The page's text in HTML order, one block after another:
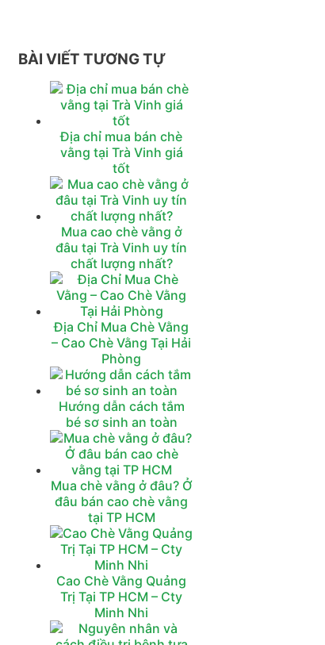
BÀI VIẾT TƯƠNG TỰ
Địa chỉ mua bán chè
vằng tại Trà Vinh giá
tốt
Mua cao chè vằng ở
đâu tại Trà Vinh uy tín
chất lượng nhất?
Địa Chỉ Mua Chè Vằng
– Cao Chè Vằng Tại Hải
Phòng
Hướng dẫn cách tắm
bé sơ sinh an toàn
Mua chè vằng ở đâu? Ở
đâu bán cao chè vằng
tại TP HCM
Cao Chè Vằng Quảng
Trị Tại TP HCM – Cty
Minh Nhi